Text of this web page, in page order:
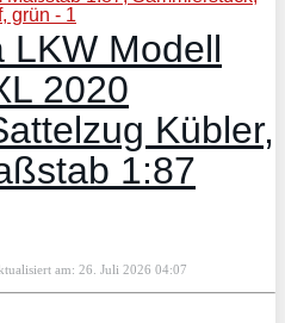
LKW Modell
2020
Kübler,
1:87
am: 26. Juli 2026 04:07